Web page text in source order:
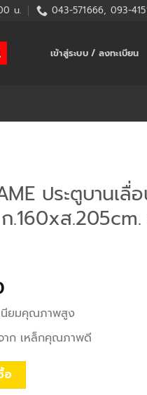
น. 043-571666, 093-
เข้าสู่ระบบ / ลงทะเบียน
ประตูบานเลื่
.160xส
นียมคุณภาพสูง
าก เหล็กคุณภาพดี
อ